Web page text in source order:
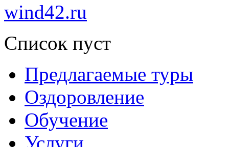
wind42.ru
Список пуст
Предлагаемые туры
Оздоровление
Обучение
Услуги